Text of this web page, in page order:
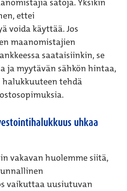
satoja. Yksikin
ettei
voida käyttää. Jos
maanomistajien
saataisiinkin, se
ja myytävän sähkön hintaa,
tehdä
uhkaa
vakavan huolemme siitä,
vaikuttaa uusiutuvan